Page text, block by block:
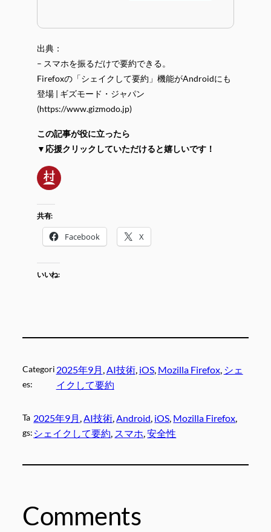
出典：
– スマホを振るだけで要約できる。
Firefoxの「シェイクして要約」機能がAndroidにも
登場 | ギズモード・ジャパン
(https://www.gizmodo.jp)
この記事が役に立ったら
▼応援クリックしていただけると嬉しいです！
共有:
Facebook X
いいね:
Categori
es:
2025年9月 AI技術, iOS, Mozilla Firefox, シェ
イクして要約
Ta
gs:
2025年9月 AI技術 Android iOS Mozilla Firefox
シェイクして要約 スマホ , 安全性
Comments